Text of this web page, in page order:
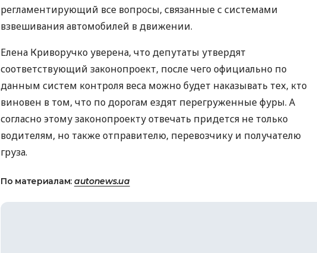
регламентирующий все вопросы, связанные с системами
взвешивания автомобилей в движении.
Елена Криворучко уверена, что депутаты утвердят
соответствующий законопроект, после чего официально по
данным систем контроля веса можно будет наказывать тех, кто
виновен в том, что по дорогам ездят перегруженные фуры. А
согласно этому законопроекту отвечать придется не только
водителям, но также отправителю, перевозчику и получателю
груза.
По материалам: autonews.ua